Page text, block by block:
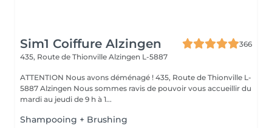
Sim1 Coiffure Alzingen
366
435, Route de Thionville Alzingen L-5887
ATTENTION Nous avons déménagé ! 435, Route de Thionville L-
5887 Alzingen Nous sommes ravis de pouvoir vous accueillir du
mardi au jeudi de 9 h à 1...
Shampooing + Brushing